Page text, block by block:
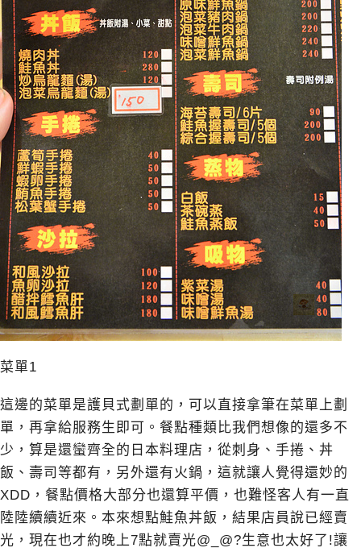
菜單1
這邊的菜單是護貝式劃單的，可以直接拿筆在菜單上劃
單，再拿給服務生即可。餐點種類比我們想像的還多不
少，算是還蠻齊全的日本料理店，從刺身、手捲、丼
飯、壽司等都有，另外還有火鍋，這就讓人覺得還妙的
XDD，餐點價格大部分也還算平價，也難怪客人有一直
陸陸續續近來。本來想點鮭魚丼飯，結果店員說已經賣
光，現在也才約晚上7點就賣光@_@?生意也太好了!讓